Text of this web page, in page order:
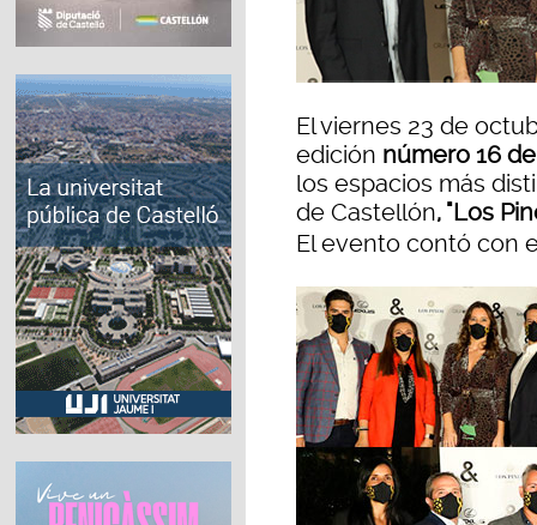
El viernes 23 de
edición número 16
los espacios más
de Castellón, "Los
El evento contó con